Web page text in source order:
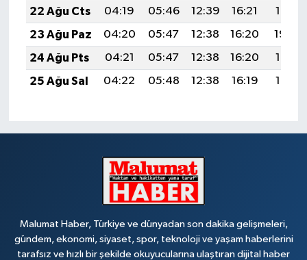
22 Ağu Cts
04:19 05:46 12:39 16:21
19:21
23 Ağu Paz
04:20 05:47 12:38 16:20
19:20
24 Ağu Pts
04:21 05:47 12:38 16:20
19:19
25 Ağu Sal
04:22 05:48 12:38 16:19 19:17
Malumat Haber, Türkiye ve dünyadan son dakika gelişmeleri,
gündem, ekonomi, siyaset, spor, teknoloji ve yaşam haberlerini
tarafsız ve hızlı bir şekilde okuyucularına ulaştıran dijital haber